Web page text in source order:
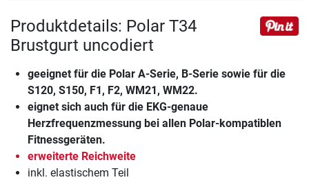
Produktdetails: Polar T34
Brustgurt uncodiert
geeignet für die Polar A-Serie, B-Serie sowie für die
S120, S150, F1, F2, WM21, WM22.
eignet sich auch für die EKG-genaue
Herzfrequenzmessung bei allen Polar-kompatiblen
Fitnessgeräten.
erweiterte Reichweite
inkl. elastischem Teil